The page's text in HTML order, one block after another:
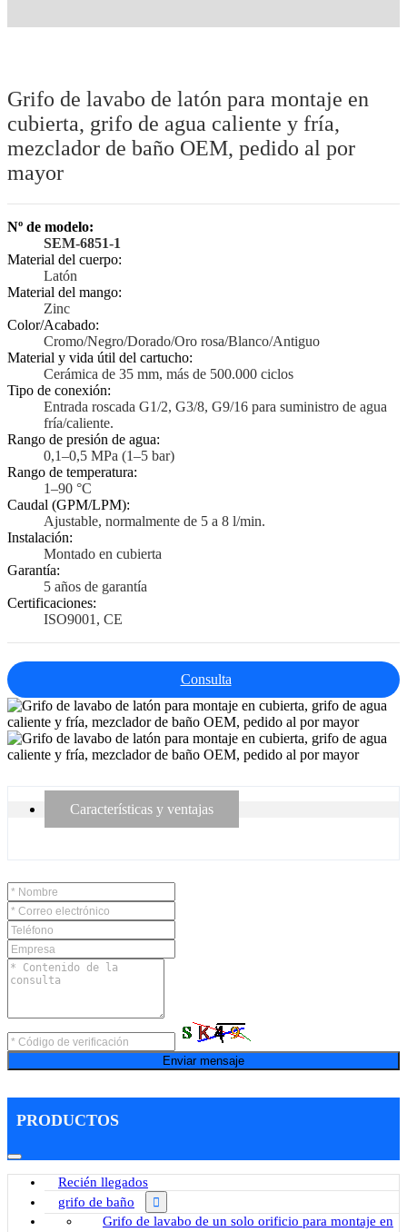
Grifo de lavabo de latón para montaje en
cubierta, grifo de agua caliente y fría,
mezclador de baño OEM, pedido al por
mayor
Nº de modelo:
SEM-6851-1
Material del cuerpo:
Latón
Material del mango:
Zinc
Color/Acabado:
Cromo/Negro/Dorado/Oro rosa/Blanco/Antiguo
Material y vida útil del cartucho:
Cerámica de 35 mm, más de 500.000 ciclos
Tipo de conexión:
Entrada roscada G1/2, G3/8, G9/16 para suministro de agua
fría/caliente.
Rango de presión de agua:
0,1–0,5 MPa (1–5 bar)
Rango de temperatura:
1–90 °C
Caudal (GPM/LPM):
Ajustable, normalmente de 5 a 8 l/min.
Instalación:
Montado en cubierta
Garantía:
5 años de garantía
Certificaciones:
ISO9001, CE
Consulta
Características y ventajas
Enviar mensaje
PRODUCTOS
Recién llegados
grifo de baño
Grifo de lavabo de un solo orificio para montaje en